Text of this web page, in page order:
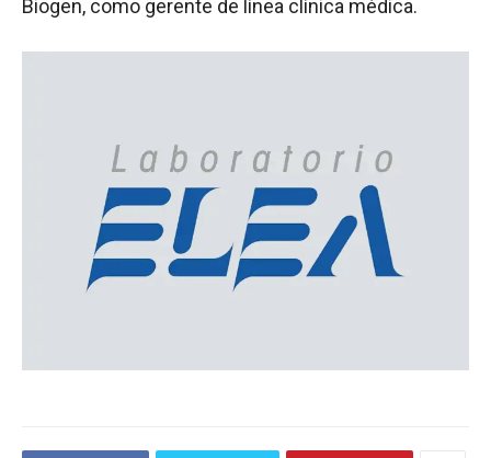
Biogen, como gerente de línea clínica médica.